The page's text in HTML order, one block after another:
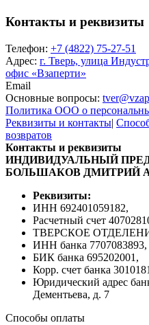
Контакты и реквизиты
Телефон: +7 (4822) 75-27-51
Адрес: г. Тверь, улица
офис «Взаперти»
Email
Основные вопросы:
Политика ООО о
Реквизиты и контакты|
возвратов
Контакты и реквизиты
ИНДИВИДУАЛЬНЫЙ
БОЛЬШАКОВ ДМИТРИЙ
Реквизиты:
ИНН 692401059182,
Расчетный счет
ТВЕРСКОЕ
ИНН банка 7707083893,
БИК банка 695202001,
Корр. счет банка
Юридический адрес
Дементьева, д. 7
Способы оплаты